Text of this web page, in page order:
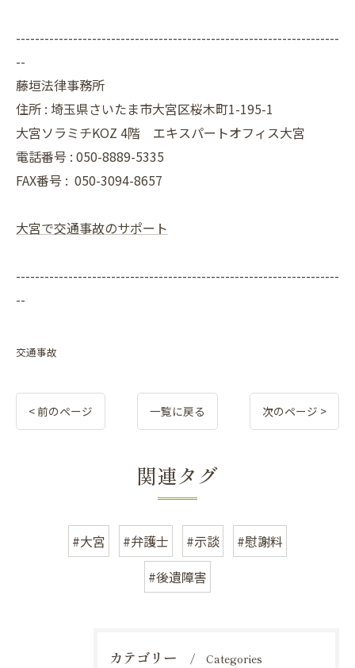
--------------------------------------------------------------------
--
藤垣法律事務所
住所 : 埼玉県さいたま市大宮区桜木町1-195-1
大宮ソラミチKOZ 4階 エキスパートオフィス大宮
電話番号 : 050-8889-5335
FAX番号 : 050-3094-8657
大宮で交通事故のサポート
--------------------------------------------------------------------
--
交通事故
< 前のページ 一覧に戻る 次のページ >
関連タグ
#大宮 #弁護士 #示談
#慰謝料
#後遺障害
カテゴリー Categories